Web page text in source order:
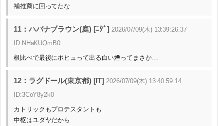
補推薦に回ってたな
11：ハバナブラウン(庭) [ﾆﾀﾞ] 2026/07/09(木) 13:39:26.37
ID:NHaKUQmB0
根比べで最後にポヒュって出る白い煙ってまさか…
12：ラグドール(東京都) [IT] 2026/07/09(木) 13:40:59.14
ID:3CoY8y2k0
カトリックもプロテスタントも
中枢はユダヤだから